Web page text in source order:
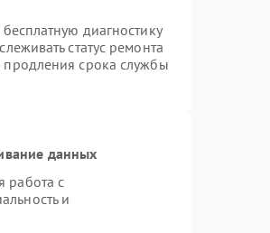
диагностику
статус ремонта
продления срока службы
данных
работа с
и